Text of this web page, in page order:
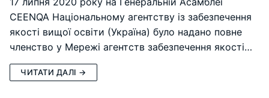
CEENQA Національному агентству із забезпечення
якості вищої освіти (Україна) було надано повне
членство у Мережі агентств забезпечення якості…
ЧИТАТИ ДАЛІ →